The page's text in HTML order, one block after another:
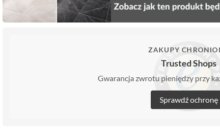
ZAKUPY
Trusted Shops
Gwarancja zwrotu pieniędzy przy
Sprawdź ochronę